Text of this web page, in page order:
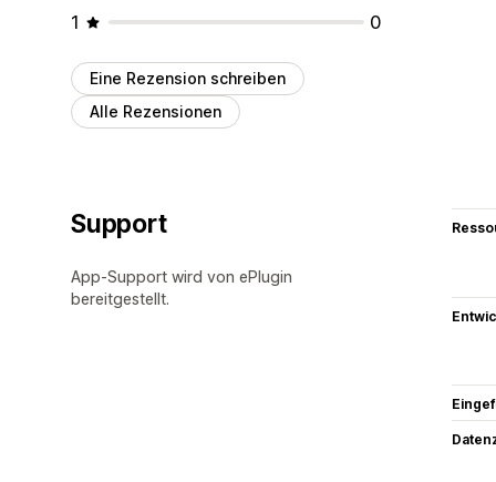
1
0
Eine Rezension schreiben
Alle Rezensionen
Support
App-Support wird von ePlugin
bereitgestellt.